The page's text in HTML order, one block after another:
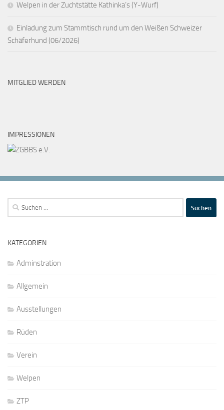
Welpen in der Zuchtstätte Kathinka’s (Y-Wurf)
Einladung zum Stammtisch rund um den Weißen Schweizer
Schäferhund (06/2026)
MITGLIED WERDEN
IMPRESSIONEN
Suchen
nach:
KATEGORIEN
Adminstration
Allgemein
Ausstellungen
Rüden
Verein
Welpen
ZTP